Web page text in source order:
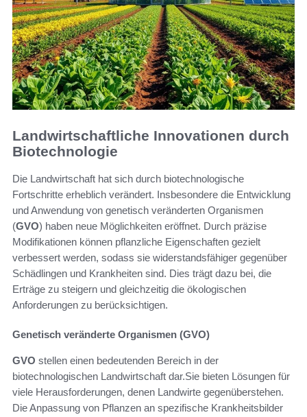
Landwirtschaftliche Innovationen durch
Biotechnologie
Die Landwirtschaft hat sich durch biotechnologische
Fortschritte erheblich verändert. Insbesondere die Entwicklung
und Anwendung von genetisch veränderten Organismen
(GVO) haben neue Möglichkeiten eröffnet. Durch präzise
Modifikationen können pflanzliche Eigenschaften gezielt
verbessert werden, sodass sie widerstandsfähiger gegenüber
Schädlingen und Krankheiten sind. Dies trägt dazu bei, die
Erträge zu steigern und gleichzeitig die ökologischen
Anforderungen zu berücksichtigen.
Genetisch veränderte Organismen (GVO)
GVO stellen einen bedeutenden Bereich in der
biotechnologischen Landwirtschaft dar.Sie bieten Lösungen für
viele Herausforderungen, denen Landwirte gegenüberstehen.
Die Anpassung von Pflanzen an spezifische Krankheitsbilder